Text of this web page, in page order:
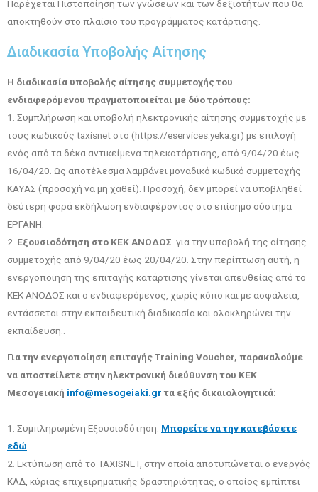
Παρέχεται Πιστοποίηση των γνώσεων και των δεξιοτήτων που θα
αποκτηθούν στο πλαίσιο του προγράμματος κατάρτισης.
Διαδικασία Υποβολής Αίτησης
Η διαδικασία υποβολής αίτησης συμμετοχής του
ενδιαφερόμενου πραγματοποιείται με δύο τρόπους:
1. Συμπλήρωση και υποβολή ηλεκτρονικής αίτησης συμμετοχής με
τους κωδικούς taxisnet στο (https://eservices.yeka.gr) με επιλογή
ενός από τα δέκα αντικείμενα τηλεκατάρτισης, από 9/04/20 έως
16/04/20. Ως αποτέλεσμα λαμβάνει μοναδικό κωδικό συμμετοχής
ΚΑΥΑΣ (προσοχή να μη χαθεί). Προσοχή, δεν μπορεί να υποβληθεί
δεύτερη φορά εκδήλωση ενδιαφέροντος στο επίσημο σύστημα
ΕΡΓΑΝΗ.
2. Εξουσιοδότηση στο ΚΕΚ ΑΝΟΔΟΣ για την υποβολή της αίτησης
συμμετοχής από 9/04/20 έως 20/04/20. Στην περίπτωση αυτή, η
ενεργοποίηση της επιταγής κατάρτισης γίνεται απευθείας από το
ΚΕΚ ΑΝΟΔΟΣ και ο ενδιαφερόμενος, χωρίς κόπο και με ασφάλεια,
εντάσσεται στην εκπαιδευτική διαδικασία και ολοκληρώνει την
εκπαίδευση..
Για την ενεργοποίηση επιταγής Training Voucher, παρακαλούμε
να αποστείλετε στην ηλεκτρονική διεύθυνση του ΚΕΚ
Μεσογειακή info@mesogeiaki.grτα εξής δικαιολογητικά:
1. Συμπληρωμένη Εξουσιοδότηση. Μπορείτε να την κατεβάσετε
εδώ
2. Εκτύπωση από το TAXISNET, στην οποία αποτυπώνεται ο ενεργός
ΚΑΔ, κύριας επιχειρηματικής δραστηριότητας, ο οποίος εμπίπτει